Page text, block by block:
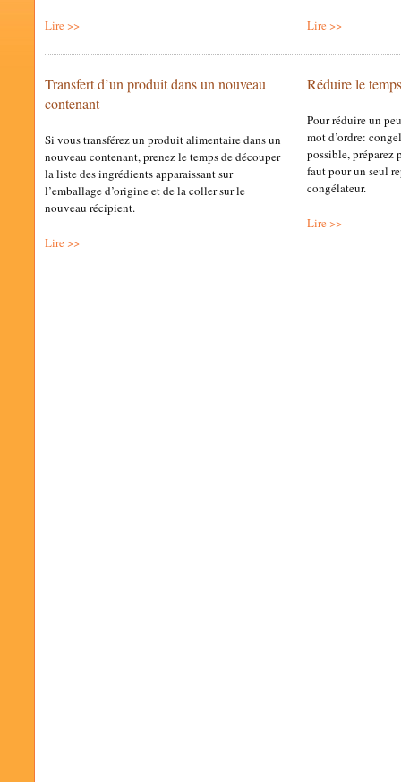
Lire >> Lire >>
Transfert d’un produit dans un nouveau
contenant
Si vous transférez un produit alimentaire dans un
nouveau contenant, prenez le temps de découper
la liste des ingrédients apparaissant sur
l’emballage d’origine et de la coller sur le
nouveau récipient.
Lire >>
Réduire le
Pour réduire un
mot d’ordre:
possible, préparez
faut pour un seul
congélateur.
Lire >>